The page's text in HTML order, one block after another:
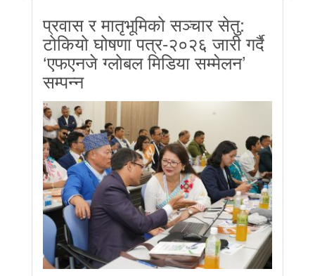
प्रवास र मातृभूमिको सञ्चार सेतु:
टोकियो घोषणा पत्र-२०२६ जारी गर्दै
‘एफएनजे ग्लोबल मिडिया सम्मेलन’
सम्पन्न